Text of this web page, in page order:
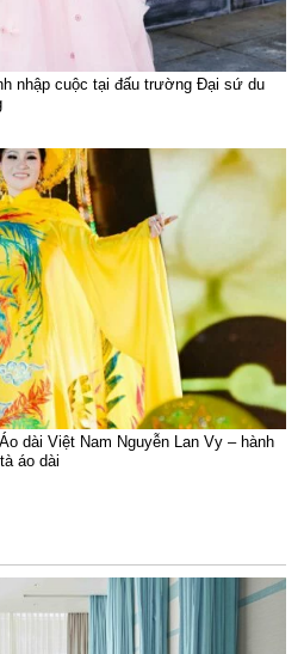
nhập cuộc tại đấu trường Đại sứ du
dài Việt Nam Nguyễn Lan Vy – hành
áo dài